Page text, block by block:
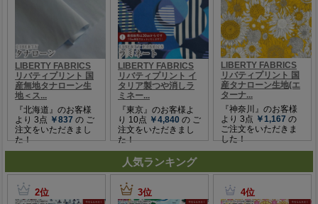
人気ランキング